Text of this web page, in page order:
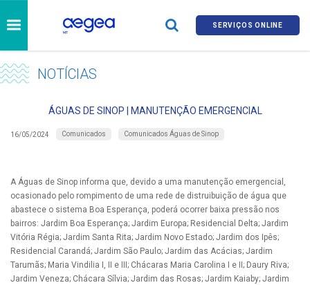
SERVIÇOS ONLINE
NOTÍCIAS
ÁGUAS DE SINOP | MANUTENÇÃO EMERGENCIAL
16/05/2024 Comunicados Comunicados Águas de Sinop
A Águas de Sinop informa que, devido a uma manutenção emergencial,
ocasionado pelo rompimento de uma rede de distruibuição de água que
abastece o sistema Boa Esperança, poderá ocorrer baixa pressão nos
bairros: Jardim Boa Esperança; Jardim Europa; Residencial Delta; Jardim
Vitória Régia; Jardim Santa Rita; Jardim Novo Estado; Jardim dos Ipês;
Residencial Carandá; Jardim São Paulo; Jardim das Acácias; Jardim
Tarumãs; Maria Vindilia I, II e III; Chácaras Maria Carolina I e II; Daury Riva;
Jardim Veneza; Chácara Sílvia; Jardim das Rosas; Jardim Kaiaby; Jardim